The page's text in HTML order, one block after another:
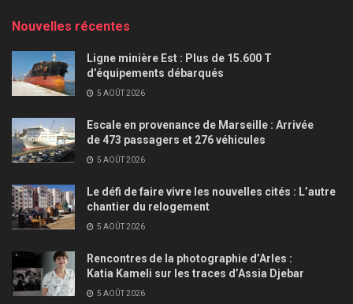
Nouvelles récentes
Ligne minière Est : Plus de 15.600 T
d’équipements débarqués
5 AOÛT 2026
Escale en provenance de Marseille : Arrivée
de 473 passagers et 276 véhicules
5 AOÛT 2026
Le défi de faire vivre les nouvelles cités : L’autre
chantier du relogement
5 AOÛT 2026
Rencontres de la photographie d’Arles :
Katia Kameli sur les traces d’Assia Djebar
5 AOÛT 2026